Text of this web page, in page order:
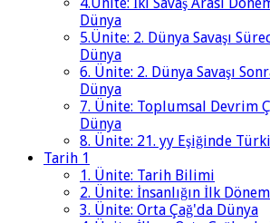
4.Ünite: İki Savaş Arası
Dünya
5.Ünite: 2. Dünya Savaşı
Dünya
6. Ünite: 2. Dünya Savaşı
Dünya
7. Ünite: Toplumsal Devrim
Dünya
8. Ünite: 21. yy Eşiğinde
Tarih 1
1. Ünite: Tarih Bilimi
2. Ünite: İnsanlığın İlk
3. Ünite: Orta Çağ'da Dünya